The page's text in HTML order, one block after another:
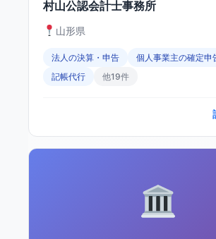
村山公認会計士事務所
山形県
法人の決算・申告
個人事業主の確定申
記帳代行
他19件